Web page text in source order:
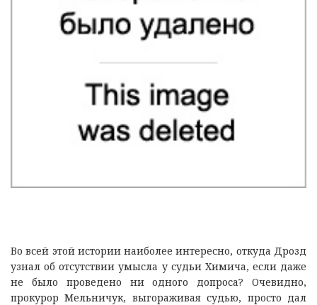
Во всей этой истории наиболее интересно, откуда Дрозд
узнал об отсутствии умысла у судьи Химича, если даже
не было проведено ни одного допроса? Очевидно,
прокурор Мельничук, выгораживая судью, просто дал